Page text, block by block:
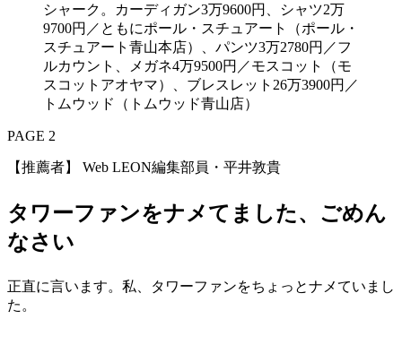
シャーク。カーディガン3万9600円、シャツ2万
9700円／ともにポール・スチュアート（ポール・
スチュアート青山本店）、パンツ3万2780円／フ
ルカウント、メガネ4万9500円／モスコット（モ
スコットアオヤマ）、ブレスレット26万3900円／
トムウッド（トムウッド青山店）
PAGE 2
【推薦者】 Web LEON編集部員・平井敦貴
タワーファンをナメてました、ごめん
なさい
正直に言います。私、タワーファンをちょっとナメていまし
た。